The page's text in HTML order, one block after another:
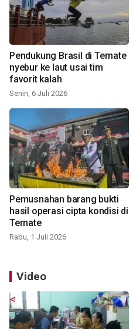
Pendukung Brasil di Ternate
nyebur ke laut usai tim
favorit kalah
Senin, 6 Juli 2026
Pemusnahan barang bukti
hasil operasi cipta kondisi di
Ternate
Rabu, 1 Juli 2026
Video